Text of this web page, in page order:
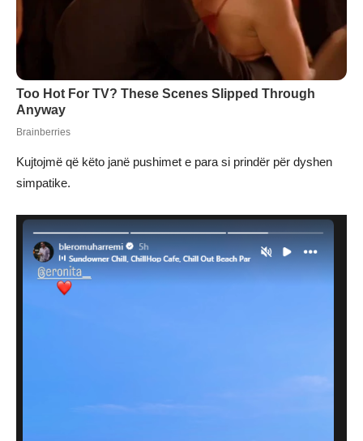
Kujtojmë që këto janë pushimet e para si prindër për dyshen
simpatike.